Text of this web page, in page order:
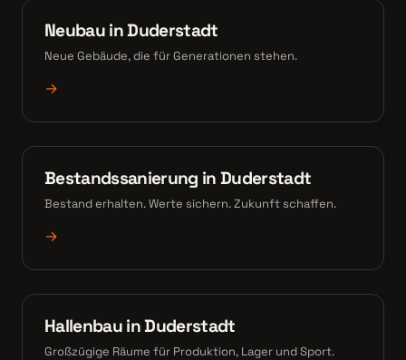
Neubau in Duderstadt
Neue Gebäude, die für Generationen stehen.
→
Bestandssanierung in Duderstadt
Bestand erhalten. Werte sichern. Zukunft schaffen.
→
Hallenbau in Duderstadt
Großzügige Räume für Produktion, Lager und Sport.